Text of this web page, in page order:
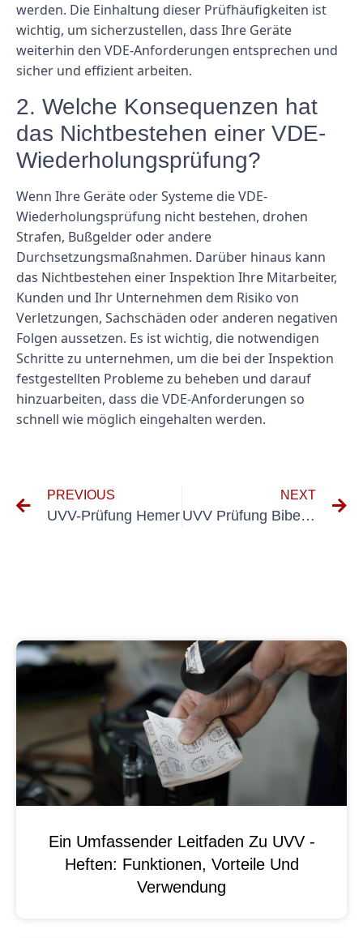
werden. Die Einhaltung dieser Prüfhäufigkeiten ist
wichtig, um sicherzustellen, dass Ihre Geräte
weiterhin den VDE-Anforderungen entsprechen und
sicher und effizient arbeiten.
2. Welche Konsequenzen hat
das Nichtbestehen einer VDE-
Wiederholungsprüfung?
Wenn Ihre Geräte oder Systeme die VDE-
Wiederholungsprüfung nicht bestehen, drohen
Strafen, Bußgelder oder andere
Durchsetzungsmaßnahmen. Darüber hinaus kann
das Nichtbestehen einer Inspektion Ihre Mitarbeiter,
Kunden und Ihr Unternehmen dem Risiko von
Verletzungen, Sachschäden oder anderen negativen
Folgen aussetzen. Es ist wichtig, die notwendigen
Schritte zu unternehmen, um die bei der Inspektion
festgestellten Probleme zu beheben und darauf
hinzuarbeiten, dass die VDE-Anforderungen so
schnell wie möglich eingehalten werden.
PREVIOUS
UVV-Prüfung Hemer
NEXT
UVV Prüfung Biberach An Der Riß
Ein Umfassender Leitfaden Zu UVV -
Heften: Funktionen, Vorteile Und
Verwendung